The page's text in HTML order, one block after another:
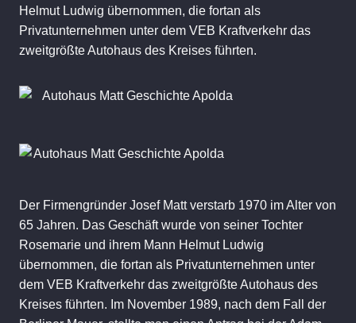
Helmut Ludwig übernommen, die fortan als
Privatunternehmen unter dem VEB Kraftverkehr das
zweitgrößte Autohaus des Kreises führten.
Der Firmengründer Josef Matt verstarb 1970 im Alter von
65 Jahren. Das Geschäft wurde von seiner Tochter
Rosemarie und ihrem Mann Helmut Ludwig
übernommen, die fortan als Privatunternehmen unter
dem VEB Kraftverkehr das zweitgrößte Autohaus des
Kreises führten. Im November 1989, nach dem Fall der